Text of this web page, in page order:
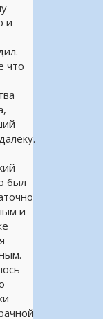
и
что
был
и